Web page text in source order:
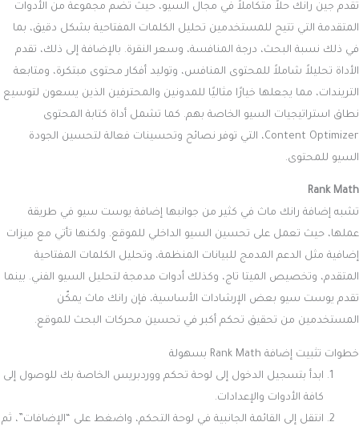
تقدم جين رانك حلاً متكاملاً في مجال السيو، حيث تضم مجموعة من الأدوات
المتقدمة التي تتيح للمستخدمين تحليل الكلمات المفتاحية بشكل دقيق، بما
في ذلك نسبة البحث، درجة المنافسة، وسعر النقرة. بالإضافة إلى ذلك، تقدم
الأداة تحليلاً شاملاً للمحتوى المنافس، وتوليد أفكار محتوى مبتكرة، ومتابعة
التريندات، مما يجعلها خيارًا مثاليًا للمدونين والمحترفين الذين يسعون لتوسيع
نطاق استراتيجيات السيو الخاصة بهم. كما تشمل أداة كتابة المحتوى
Content Optimizer، التي توفر نصائح وتحسينات فعالة لتحسين الجودة
السيو للمحتوى.
Rank Math
تشبه إضافة رانك ماث في كثير من جوانبها إضافة يوست سيو في طريقة
عملها، حيث تعمل على تحسين السيو الداخلي للموقع. ولكنها تأتي مع ميزات
إضافية مثل الدعم المدمج للبيانات المنظمة، وتحليل الكلمات المفتاحية
المتقدم، وتخصيص الميتا تاج، وكذلك أدوات مدمجة لتحليل السيو الفني. بينما
تقدم يوست سيو بعض الإرشادات الأساسية، فإن رانك ماث يمكّن
المستخدمين من تحقيق تحكم أكبر في تحسين محركات البحث للموقع.
خطوات تثبيت إضافة Rank Math بسهولة
ابدأ بتسجيل الدخول إلى لوحة تحكم ووردبريس الخاصة بك للوصول إلى
كافة الأدوات والإعدادات.
انتقل إلى القائمة الجانبية في لوحة التحكم، واضغط على “الإضافات”، ثم